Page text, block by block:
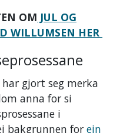
OM JUL OG
WILLUMSEN HER
gjort seg merka
anna for si
i
bakgrunnen for ein